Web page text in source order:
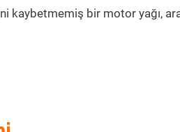
kaybetmemiş bir motor yağı,